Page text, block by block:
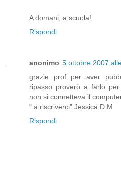
A domani, a scuola!
Rispondi
anonimo 5 ottobre 2007
grazie prof per aver
ripasso proverò a farlo
non si connetteva il
" a riscriverci" Jessica D.M
Rispondi